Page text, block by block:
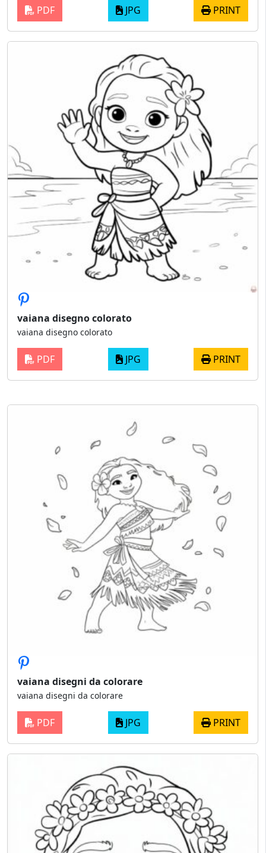
PDF JPG PRINT
vaiana disegno colorato
vaiana disegno colorato
PDF JPG PRINT
vaiana disegni da colorare
vaiana disegni da colorare
PDF JPG PRINT